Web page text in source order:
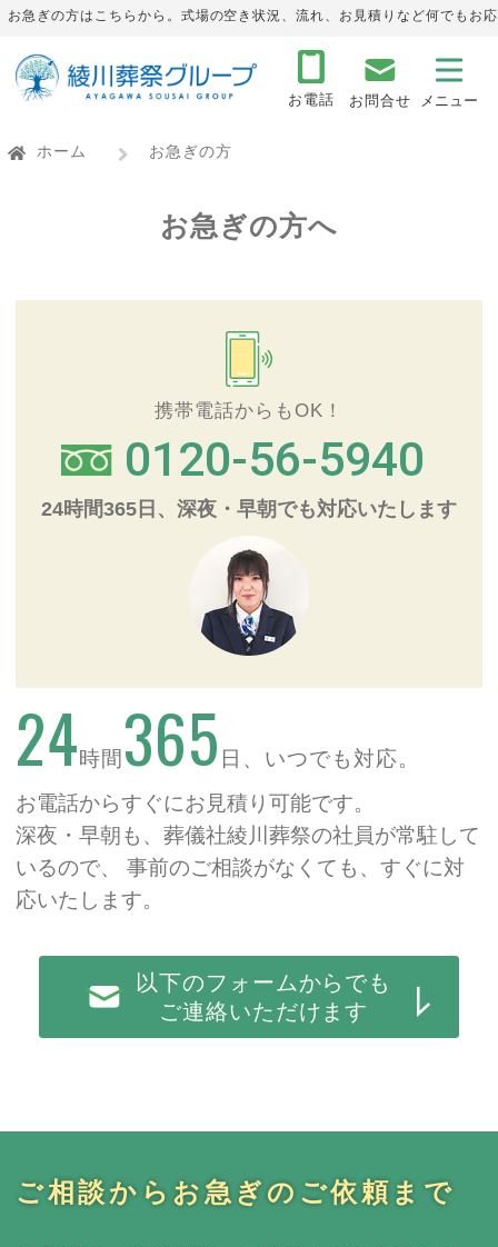
お急ぎの方はこちらから。式場の空き状況、流れ、お見積りなど何でもお
お電話 お問合せ
ホーム お急ぎの方
お急ぎの方へ
携帯電話からもOK！
0120-56-5940
24時間365日、深夜・早朝でも対応いたします
24時間 365 日、いつでも対応。
お電話からすぐにお見積り可能です。
深夜・早朝も、葬儀社綾川葬祭の社員が常駐して
いるので、
事前のご相談がなくても、すぐに対
応いたします。
以下のフォームからでも
ご連絡いただけます
ご相談からお急ぎのご依頼まで